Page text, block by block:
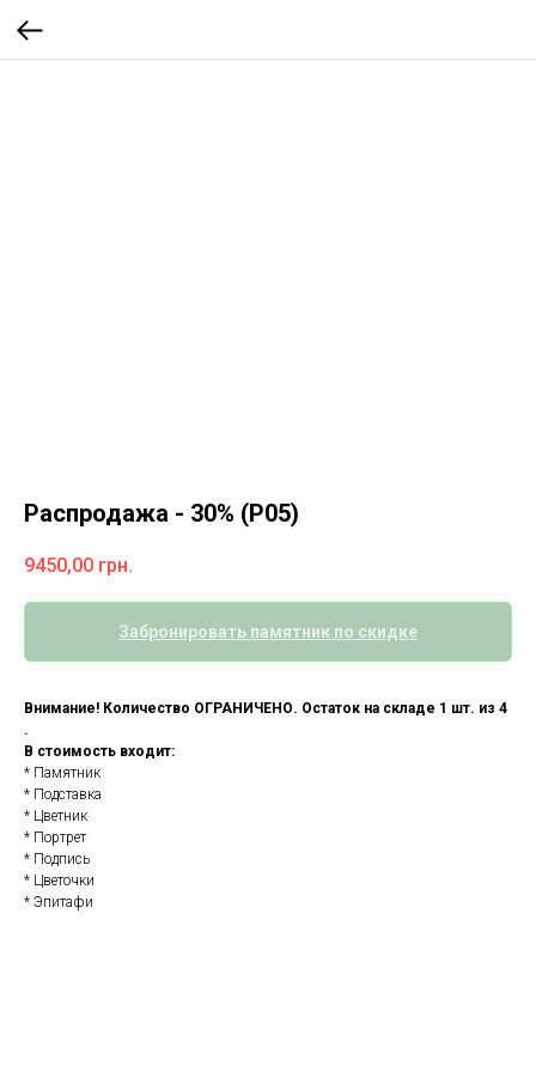
Распродажа - 30% (Р05)
9450,00 грн.
Забронировать памятник по скидке
Внимание! Количество ОГРАНИЧЕНО. Остаток на складе 1 шт. из 4
.
В стоимость входит:
* Памятник
* Подставка
* Цветник
* Портрет
* Подпись
* Цветочки
* Эпитафи